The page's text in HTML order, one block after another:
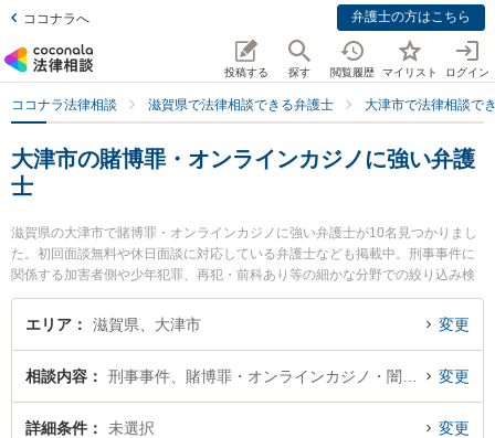
ココナラへ 弁護士の方はこちら
投稿する 探す 閲覧履歴 マイリスト ログイン
ココナラ法律相談 滋賀県で法律相談できる弁護士 大津市で法律相談で
大津市の賭博罪・オンラインカジノに強い弁護
士
滋賀県の大津市で賭博罪・オンラインカジノに強い弁護士が10名見つかりまし
た。初回面談無料や休日面談に対応している弁護士なども掲載中。刑事事件に
関係する加害者側や少年犯罪、再犯・前科あり等の細かな分野での絞り込み検
索もでき便利です。特に湖都経営法律事務所の宮本 向日葵弁護士や湖都経営法
律事務所の中川 博貴弁護士、大津中央法律事務所の古山 力弁護士のプロフィー
ル情報や弁護士費用、強みなどが注目されています。『大津市で土日や夜間に
い』『賭博罪・オンラインカジノのトラブル解決の実績豊富な近くの弁護士を
検索したい』『初回相談無料で賭博罪・オンラインカジノを法律相談できる大
津市内の弁護士に相談予約したい』などでお困りの相談者さんにおすすめで
エリア 滋賀県、大津市 変更
相談内容 変更
詳細条件 未選択 変更